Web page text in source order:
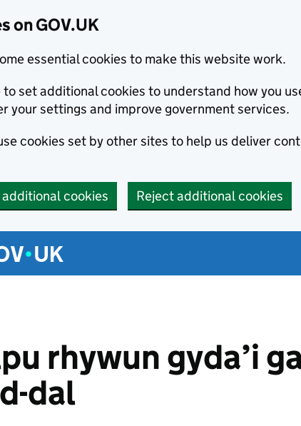
on GOV.UK
essential cookies to make this website work.
to set additional cookies to understand how you
your settings and improve government services.
cookies set by other sites to help us deliver
cookies Reject additional cookies
menu
rhywun gyda’i
dal